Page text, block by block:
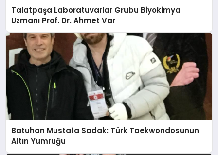
Talatpaşa Laboratuvarlar Grubu Biyokimya
Uzmanı Prof. Dr. Ahmet Var
Batuhan Mustafa Sadak: Türk Taekwondosunun
Altın Yumruğu